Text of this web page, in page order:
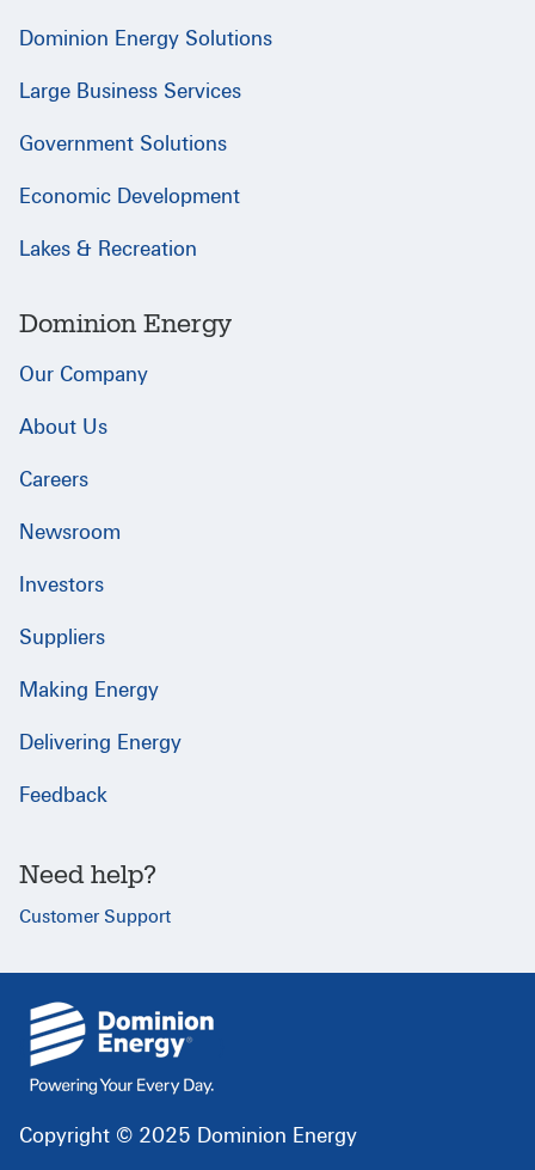
Dominion Energy Solutions
Large Business Services
Government Solutions
Economic Development
Lakes & Recreation
Dominion Energy
Our Company
About Us
Careers
Newsroom
Investors
Suppliers
Making Energy
Delivering Energy
Feedback
Need help?
Customer Support
Copyright © 2025 Dominion Energy